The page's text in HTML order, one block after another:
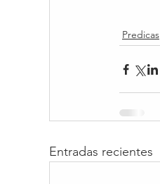
Predicas
Entradas recientes